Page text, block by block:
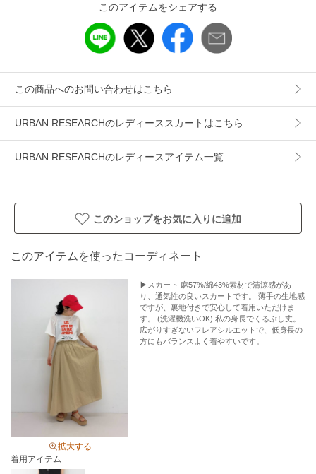
クススタイルを格上げしてくれます。
まわりはスマートに
ト付き
【2026 Spring/Summer】【26SS】
より、実際の色味と異なって見える場合がございます。予め
ご了承ください。
▼お気に入り登録のおすすめ▼
お気に入り登録された商品は、マイページにて現在の価格情
報や在庫状況の確認が可能です。
お買い物リストの管理にぜひご利用ください。
透け感 : なし
伸縮性 : なし
光沢 : なし
ポケット : あり
このアイテムをシェアする
この商品へのお問い合わせはこちら
URBAN RESEARCHのレディーススカートはこちら
URBAN RESEARCHのレディースアイテム一覧
このショップをお気に入りに追加
このアイテムを使ったコーディネート
拡大する
▶︎スカート 麻57%/綿43%素材で清涼感があ
り、通気性の良いスカートです。 薄手の生地感
ですが、裏地付きで安心して着用いただけま
す。 (洗濯機洗いOK) 私の身長でくるぶし丈。
広がりすぎないフレアシルエットで、低身長の
方にもバランスよく着やすいです。
着用アイテム